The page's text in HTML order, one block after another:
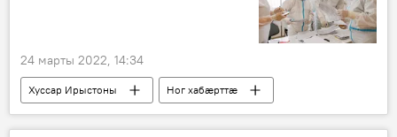
24 марты 2022, 14:34
Хуссар Ирыстоны
Ног хабӕрттӕ
Пандемия
Коронавирус